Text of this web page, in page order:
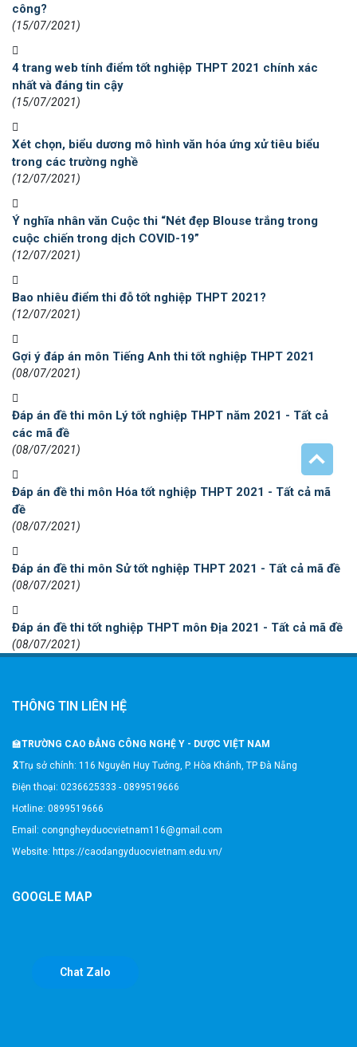
công?
(15/07/2021)
4 trang web tính điểm tốt nghiệp THPT 2021 chính xác
nhất và đáng tin cậy
(15/07/2021)
Xét chọn, biểu dương mô hình văn hóa ứng xử tiêu biểu
trong các trường nghề
(12/07/2021)
Ý nghĩa nhân văn Cuộc thi “Nét đẹp Blouse trắng trong
cuộc chiến trong dịch COVID-19”
(12/07/2021)
Bao nhiêu điểm thi đỗ tốt nghiệp THPT 2021?
(12/07/2021)
Gợi ý đáp án môn Tiếng Anh thi tốt nghiệp THPT 2021
(08/07/2021)
Đáp án đề thi môn Lý tốt nghiệp THPT năm 2021 - Tất cả
các mã đề
(08/07/2021)
Đáp án đề thi môn Hóa tốt nghiệp THPT 2021 - Tất cả mã
đề
(08/07/2021)
Đáp án đề thi môn Sử tốt nghiệp THPT 2021 - Tất cả mã đề
(08/07/2021)
Đáp án đề thi tốt nghiệp THPT môn Địa 2021 - Tất cả mã đề
(08/07/2021)
THÔNG TIN LIÊN HỆ
🏫TRƯỜNG CAO ĐẲNG CÔNG NGHỆ Y - DƯỢC VIỆT NAM
🎗️Trụ sở chính: 116 Nguyễn Huy Tưởng, P. Hòa Khánh, TP Đà Nẵng
Điện thoại: 0236625333 - 0899519666
Hotline: 0899519666
Email: congngheyduocvietnam116@gmail.com
Website: https://caodangyduocvietnam.edu.vn/
GOOGLE MAP
Chat Zalo